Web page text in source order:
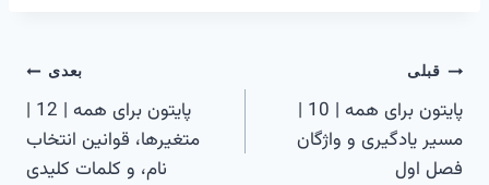
راهبری
نوشته
قبلی
پایتون برای همه | 10 |
مسیر یادگیری و واژگان
فصل اول
بعدی
پایتون برای همه | 12 |
متغیرها، قوانین انتخاب
نام، و کلمات کلیدی